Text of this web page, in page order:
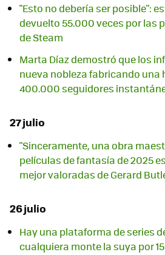
"Esto no debería ser posible":
devuelto 55.000 veces por las
de Steam
Marta Díaz demostró que los
nueva nobleza fabricando una
400.000 seguidores
27 julio
"Sinceramente, una obra
películas de fantasía de 2025
mejor valoradas de Gerard
26 julio
Hay una plataforma de series
cualquiera monte la suya por